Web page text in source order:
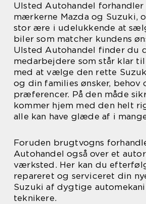
Ulsted Autohandel
mærkerne Mazda og Suzuki,
stor ære i udelukkende at
biler som matcher kundens
Ulsted Autohandel finder du
medarbejdere som står klar
med at vælge den rette
og din families ønsker, behov
præferencer. På den måde
kommer hjem med den helt
alle kan have glæde af i
Foruden brugtvogns
Autohandel også over et
værksted. Her kan du
repareret og serviceret din
Suzuki af dygtige
teknikere.